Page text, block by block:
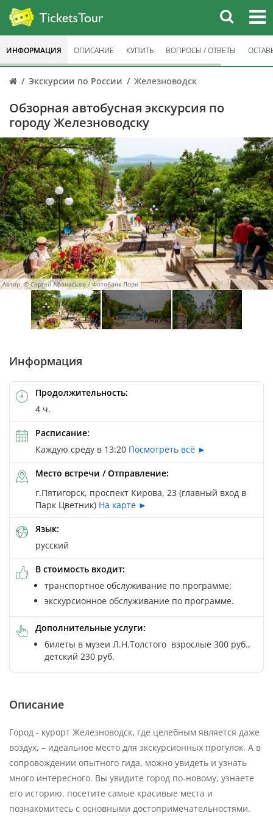
Экскурсии по России Железноводск
Обзорная автобусная экскурсия по
городу Железноводску
Автор: © Сергей Афанасьев / Фотобанк Лори
Автор: © Сергей Афанасьев / Фотобанк Лори
Автор: © Сергей Афанасьев / Фотобанк Лори
ИНФОРМАЦИЯ ОПИСАНИЕ КУПИТЬ ВОПРОСЫ / ОТВЕТЫ
Информация
Продолжительность:
4 ч.
Расписание:
Каждую среду в 13:20 Посмотреть всё ►
Место встречи / Отправление:
г.Пятигорск, проспект Кирова, 23 (главный вход в
Парк Цветник) На карте ►
Язык:
русский
В стоимость входит:
транспортное обслуживание по программе;
экскурсионное обслуживание по программе.
Дополнительные услуги:
билеты в музеи Л.Н.Толстого взрослые 300 руб.,
детский 230 руб.
Описание
Город - курорт Железноводск, где целебным является даже
воздух, – идеальное место для экскурсионных прогулок. А в
сопровождении опытного гида, можно увидеть и узнать
много интересного. Вы увидите город по-новому, узнаете
его историю, посетите самые красивые места и
познакомитесь с основными достопримечательностями.